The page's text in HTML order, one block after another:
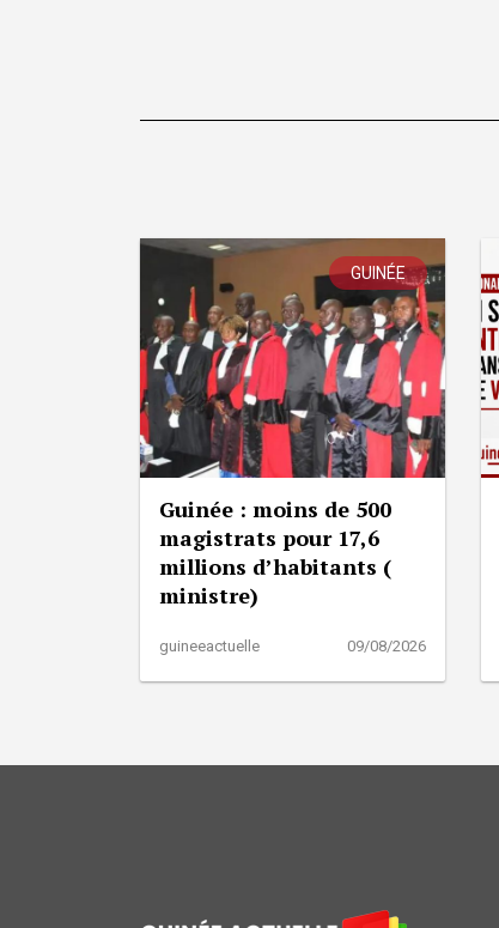
GUINÉE
Guinée : moins de 500
magistrats pour 17,6
millions d’habitants (
ministre)
guineeactuelle 09/08/2026